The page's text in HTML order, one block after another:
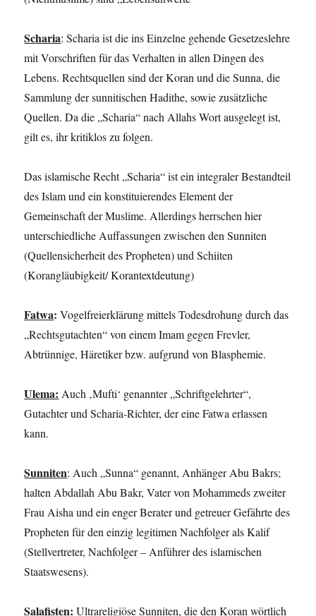
Scharia: Scharia ist die ins Einzelne gehende Gesetzeslehre
mit Vorschriften für das Verhalten in allen Dingen des
Lebens. Rechtsquellen sind der Koran und die Sunna, die
Sammlung der sunnitischen Hadithe, sowie zusätzliche
Quellen. Da die „Scharia“ nach Allahs Wort ausgelegt ist,
gilt es, ihr kritiklos zu folgen.
Das islamische Recht „Scharia“ ist ein integraler Bestandteil
des Islam und ein konstituierendes Element der
Gemeinschaft der Muslime. Allerdings herrschen hier
unterschiedliche Auffassungen zwischen den Sunniten
(Quellensicherheit des Propheten) und Schiiten
(Korangläubigkeit/ Korantextdeutung)
Fatwa:Vogelfreierklärung mittels Todesdrohung durch das
„Rechtsgutachten“ von einem Imam gegen Frevler,
Abtrünnige, Häretiker bzw. aufgrund von Blasphemie.
Ulema: Auch ‚Mufti‘ genannter „Schriftgelehrter“,
Gutachter und Scharia-Richter, der eine Fatwa erlassen
kann.
Sunniten: Auch „Sunna“ genannt, Anhänger Abu Bakrs;
halten Abdallah Abu Bakr, Vater von Mohammeds zweiter
Frau Aisha und ein enger Berater und getreuer Gefährte des
Propheten für den einzig legitimen Nachfolger als Kalif
(Stellvertreter, Nachfolger – Anführer des islamischen
Staatswesens).
Salafisten: Ultrareligiöse Sunniten, die den Koran wörtlich